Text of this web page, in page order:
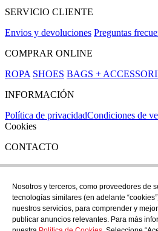
SERVICIO CLIENTE
Envios y devoluciones Preguntas
COMPRAR ONLINE
ROPA SHOES BAGS +
INFORMACIÓN
Política de privacidadCondiciones de
Cookies
CONTACTO
Si tienes cualquier duda puedes
TEL: +34 972 21 30 04
EMAIL: despiral@despiral.com
Nosotros y terceros, como proveedores de
tecnologías similares (en adelante
nuestros servicios, para comprender y
publicar anuncios relevantes. Para más